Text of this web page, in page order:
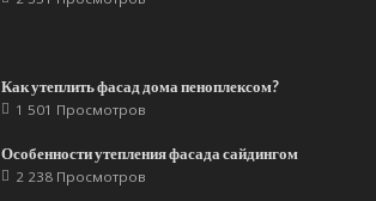
Как утеплить фасад дома пеноплексом?
1 501 Просмотров
Особенности утепления фасада сайдингом
2 238 Просмотров